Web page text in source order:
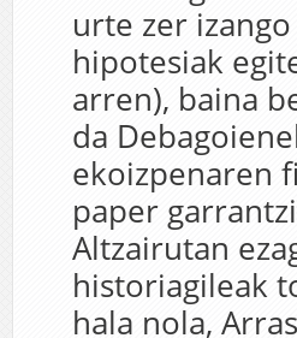
urte zer
hipotesiak
arren), baina
da
ekoizpenaren
paper
Altzairutan
historiagileak
hala nola,